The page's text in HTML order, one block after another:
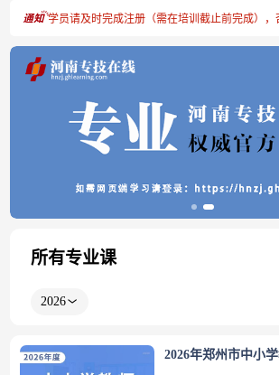
号的学员请及时完成注册（需在培训截止前完成），
所有专业课
2026
2026年郑州市中小